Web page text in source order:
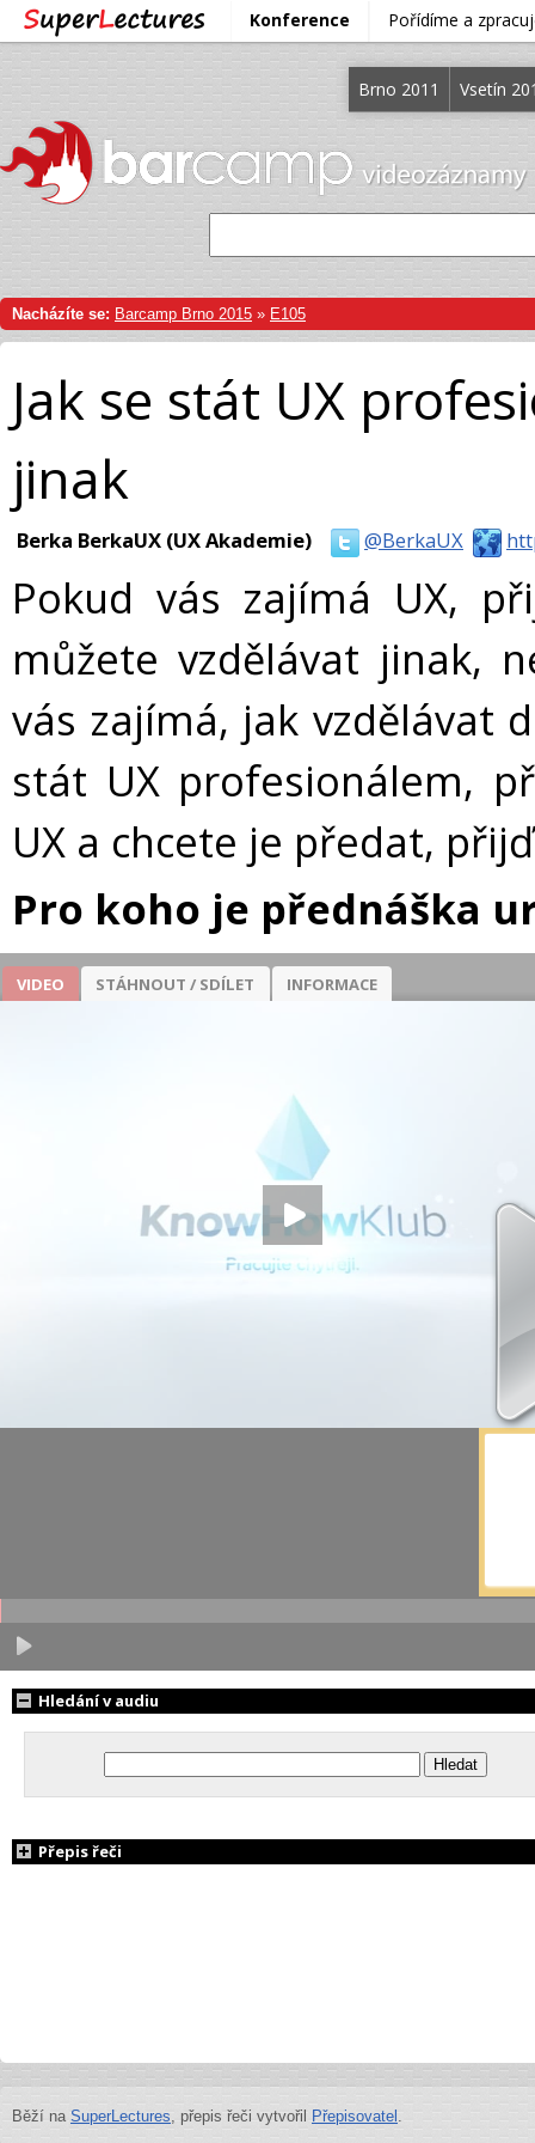
Konference Pořídíme a
Brno 2011 Vsetín
Nacházíte se: Barcamp Brno 2015 » E105
Jak se stát UX
jinak
Berka BerkaUX (UX Akademie) @BerkaUX
Pokud vás zajímá UX,
můžete vzdělávat jinak,
vás zajímá, jak vzdělávat
stát UX profesionálem,
UX a chcete je předat,
Pro koho je přednáška
VIDEO STÁHNOUT / SDÍLET INFORMACE
Hledání v audiu
Přepis řeči
Běží na SuperLectures, přepis řeči vytvořil Přepisovatel .